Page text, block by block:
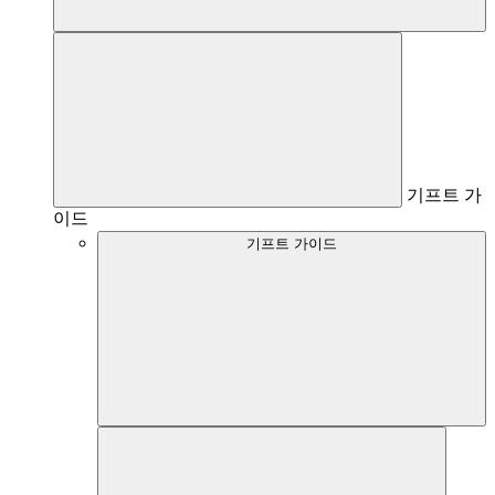
기프트 가
이드
기프트 가이드